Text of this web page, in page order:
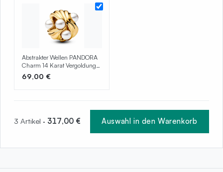
Abstrakter Wellen PANDORA
Charm 14 Karat Vergoldung
763915C01
69,00 €
3 Artikel · 317,00 € Auswahl in den Warenkorb